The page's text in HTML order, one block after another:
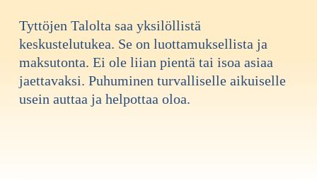
Tyttöjen Talolta saa yksilöllistä
keskustelutukea. Se on luottamuksellista ja
maksutonta. Ei ole liian pientä tai isoa asiaa
jaettavaksi. Puhuminen turvalliselle aikuiselle
usein auttaa ja helpottaa oloa.